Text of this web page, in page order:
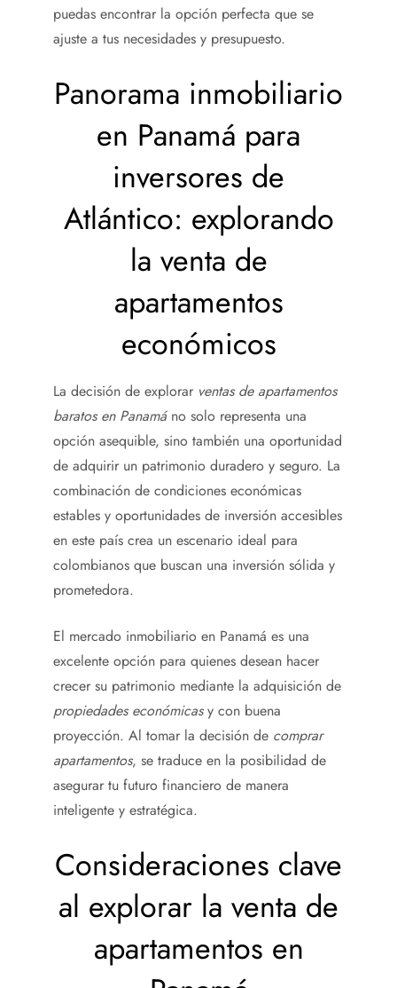
puedas encontrar la opción perfecta que se
ajuste a tus necesidades y presupuesto.
Panorama inmobiliario
en Panamá para
inversores de
Atlántico: explorando
la venta de
apartamentos
económicos
La decisión de explorar ventas de apartamentos
baratos en Panamáno solo representa una
opción asequible, sino también una oportunidad
de adquirir un patrimonio duradero y seguro. La
combinación de condiciones económicas
estables y oportunidades de inversión accesibles
en este país crea un escenario ideal para
colombianos que buscan una inversión sólida y
prometedora.
El mercado inmobiliario en Panamá es una
excelente opción para quienes desean hacer
crecer su patrimonio mediante la adquisición de
propiedades económicasy con buena
proyección. Al tomar la decisión de comprar
apartamentos, se traduce en la posibilidad de
asegurar tu futuro financiero de manera
inteligente y estratégica.
Consideraciones clave
al explorar la venta de
apartamentos en